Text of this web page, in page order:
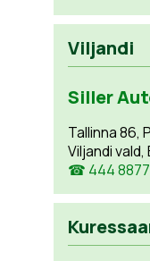
Viljandi
Siller
Tallinna 86,
Viljandi vald,
☎ 444 8877